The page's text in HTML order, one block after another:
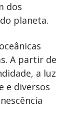
dos
planeta.
A partir de
a luz
e diversos